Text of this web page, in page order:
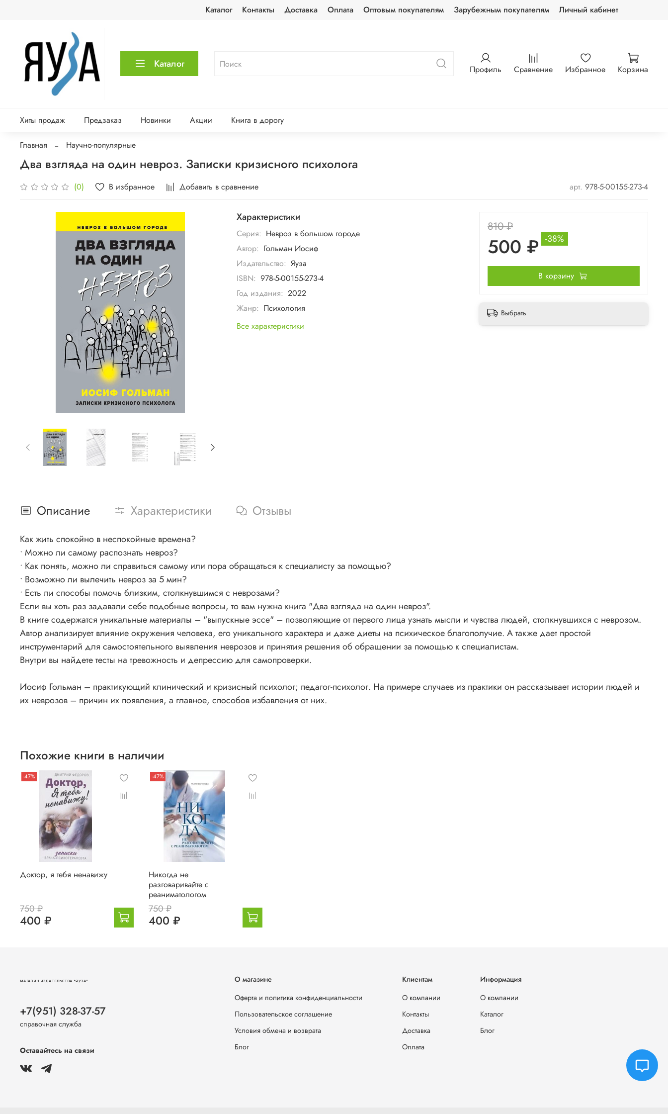
Каталог Контакты Доставка Оплата Оптовым покупателям Зарубежным покупателям Личный кабинет
Каталог Профиль Сравнение Избранное Корзина
Хиты продаж Предзаказ Новинки Акции Книга в дорогу
Главная Научно-популярные
Два взгляда на один невроз. Записки кризисного психолога
(0) В избранное Добавить в сравнение арт. 978-5-00155-273-4
Характеристики
Серия: Невроз в большом городе
Автор: Гольман Иосиф
Издательство: Яуза
ISBN: 978-5-00155-273-4
Год издания: 2022
Жанр: Психология
Все характеристики
810 ₽
500 ₽ -38%
В корзину
Выбрать
Описание Характеристики Отзывы
Как жить спокойно в неспокойные времена?
• Можно ли самому распознать невроз?
• Как понять, можно ли справиться самому или пора обращаться к специалисту за помощью?
• Возможно ли вылечить невроз за 5 мин?
• Есть ли способы помочь близким, столкнувшимся с неврозами?
Если вы хоть раз задавали себе подобные вопросы, то вам нужна книга "Два взгляда на один невроз".
В книге содержатся уникальные материалы – "выпускные эссе" – позволяющие от первого лица узнать мысли и чувства людей, столкнувшихся с неврозом.
Автор анализирует влияние окружения человека, его уникального характера и даже диеты на психическое благополучие. А также дает простой
инструментарий для самостоятельного выявления неврозов и принятия решения об обращении за помощью к специалистам.
Внутри вы найдете тесты на тревожность и депрессию для самопроверки.
Иосиф Гольман – практикующий клинический и кризисный психолог; педагог-психолог. На примере случаев из практики он рассказывает истории людей и
их неврозов – причин их появления, а главное, способов избавления от них.
Похожие книги в наличии
-47%
Доктор, я тебя ненавижу
750 ₽
400 ₽
-47%
Никогда не
разговаривайте с
реаниматологом
750 ₽
400 ₽
О магазине
Оферта и политика конфиденциальности
Пользовательское соглашение
Условия обмена и возврата
Блог
Клиентам
О компании
Контакты
Доставка
Оплата
Информация
О компании
Каталог
Блог
МАГАЗИН ИЗДАТЕЛЬСТВА "ЯУЗА"
+7(951) 328-37-57
справочная служба
Оставайтесь на связи